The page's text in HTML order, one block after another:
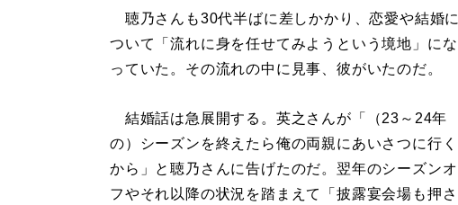
聴乃さんも30代半ばに差しかかり、恋愛や結婚に
ついて「流れに身を任せてみようという境地」にな
っていた。その流れの中に見事、彼がいたのだ。
結婚話は急展開する。英之さんが「（23～24年
の）シーズンを終えたら俺の両親にあいさつに行く
から」と聴乃さんに告げたのだ。翌年のシーズンオ
フやそれ以降の状況を踏まえて「披露宴会場も押さ